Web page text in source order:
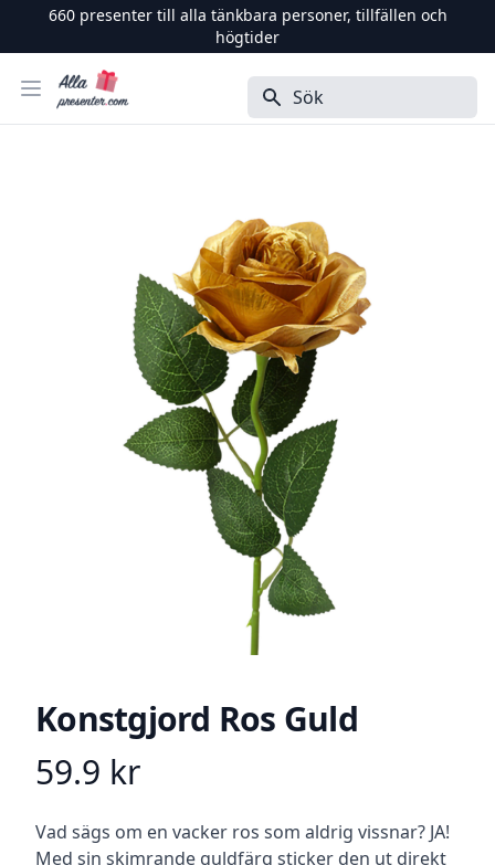
660presenter till alla tänkbara personer, tillfällen och
högtider
Öppna menyn
Alla Presenter Sök
Konstgjord Ros Guld
Product information
59.9 kr
Beskrivning
Vad sägs om en vacker ros som aldrig vissnar? JA!
Med sin skimrande guldfärg sticker den ut direkt